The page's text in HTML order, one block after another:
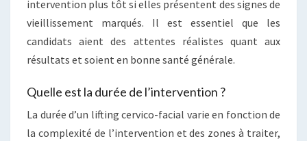
intervention plus tôt si elles présentent des signes de
vieillissement marqués. Il est essentiel que les
candidats aient des attentes réalistes quant aux
résultats et soient en bonne santé générale.
Quelle est la durée de l’intervention ?
La durée d’un lifting cervico-facial varie en fonction de
la complexité de l’intervention et des zones à traiter,